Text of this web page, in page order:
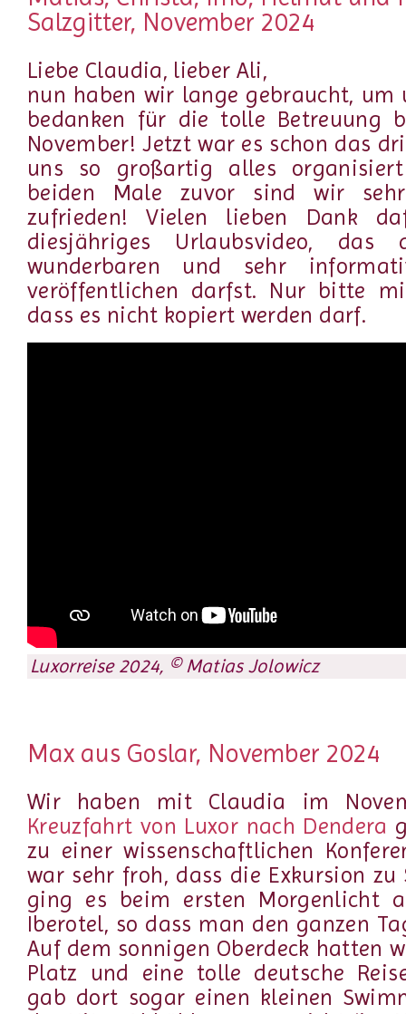
Salzgitter, November 2024
Liebe Claudia, lieber Ali,
nun haben wir lange gebraucht, um
bedanken für die tolle Betreuung
November! Jetzt war es schon das
uns so großartig alles
beiden Male zuvor sind wir
zufrieden! Vielen lieben Dank
diesjähriges Urlaubsvideo,
wunderbaren und sehr
veröffentlichen darfst. Nur bitte
dass es nicht kopiert werden darf.
Luxorreise 2024, © Matias Jolowicz
Max aus Goslar, November 2024
Wir haben mit Claudia im
Kreuzfahrt von Luxor nach Dendera
zu einer wissenschaftlichen
war sehr froh, dass die Exkursion zu
ging es beim ersten Morgenlicht
Iberotel, so dass man den ganzen
Auf dem sonnigen Oberdeck hatten
Platz und eine tolle deutsche
gab dort sogar einen kleinen